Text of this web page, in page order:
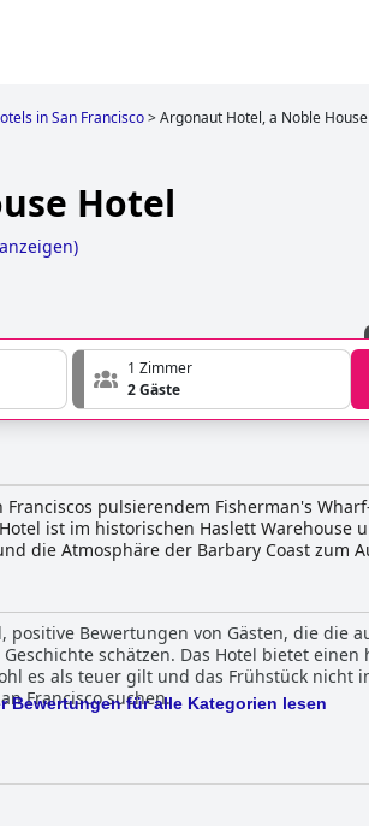
in San Francisco>Argonaut Hotel, a Noble
Hotel
)
1 Zimmer
2 Gäste
pulsierendem Fisherman's
ist im historischen Haslett Warehouse
die Atmosphäre der Barbary Coast zum
die Bucht von San Francisco, Alcatraz
zu beliebten Attraktionen genießen.
Umgebung, während das Engagement
Mit einem Fahrradverleih und über 10.000
und -vorlieben.
Bewertungen von Gästen, die die
schätzen. Das Hotel bietet einen
es als teuer gilt und das Frühstück nicht
Francisco suchen.
Bewertungen für alle Kategorien lesen